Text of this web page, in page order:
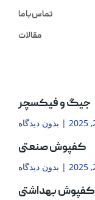
تماس با ما
مقالات
جیگ و فیکسچر
بدون دیدگاه
کفپوش صنعتی
بدون دیدگاه
کفپوش بهداشتی